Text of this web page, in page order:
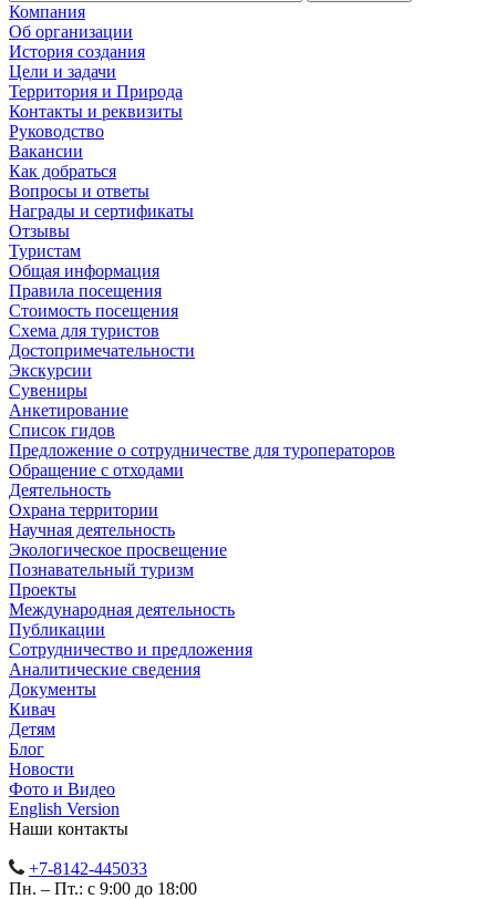
Компания
Об организации
История создания
Цели и задачи
Территория и Природа
Контакты и реквизиты
Руководство
Вакансии
Как добраться
Вопросы и ответы
Награды и сертификаты
Отзывы
Туристам
Общая информация
Правила посещения
Стоимость посещения
Схема для туристов
Достопримечательности
Экскурсии
Сувениры
Анкетирование
Список гидов
Предложение о сотрудничестве для туроператоров
Обращение с отходами
Деятельность
Охрана территории
Научная деятельность
Экологическое просвещение
Познавательный туризм
Проекты
Международная деятельность
Публикации
Сотрудничество и предложения
Аналитические сведения
Документы
Кивач
Детям
Блог
Новости
Фото и Видео
English Version
Наши контакты
+7-8142-445033
Пн. – Пт.: с 9:00 до 18:00